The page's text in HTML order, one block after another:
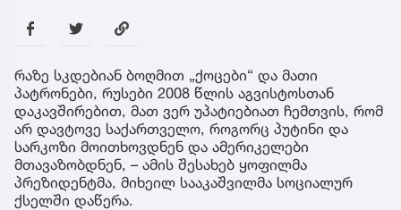
რაზე სკდებიან ბოღმით „ქოცები“ და მათი
პატრონები, რუსები 2008 წლის აგვისტოსთან
დაკავშირებით, მათ ვერ უპატიებიათ ჩემთვის, რომ
არ დავტოვე საქართველო, როგორც პუტინი და
სარკოზი მოითხოვდნენ და ამერიკელები
მთავაზობდნენ, – ამის შესახებ ყოფილმა
პრეზიდენტმა, მიხეილ სააკაშვილმა სოციალურ
ქსელში დაწერა.